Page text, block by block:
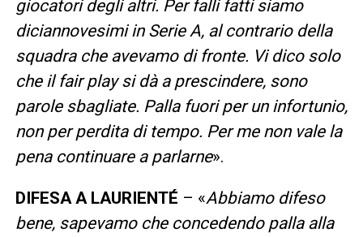
giocatori degli altri. Per falli fatti siamo
diciannovesimi in Serie A, al contrario della
squadra che avevamo di fronte. Vi dico solo
che il fair play si dà a prescindere, sono
parole sbagliate. Palla fuori per un infortunio,
non per perdita di tempo. Per me non vale la
pena continuare a parlarne».
DIFESA A LAURIENTÉ – «Abbiamo difeso
bene, sapevamo che concedendo palla alla